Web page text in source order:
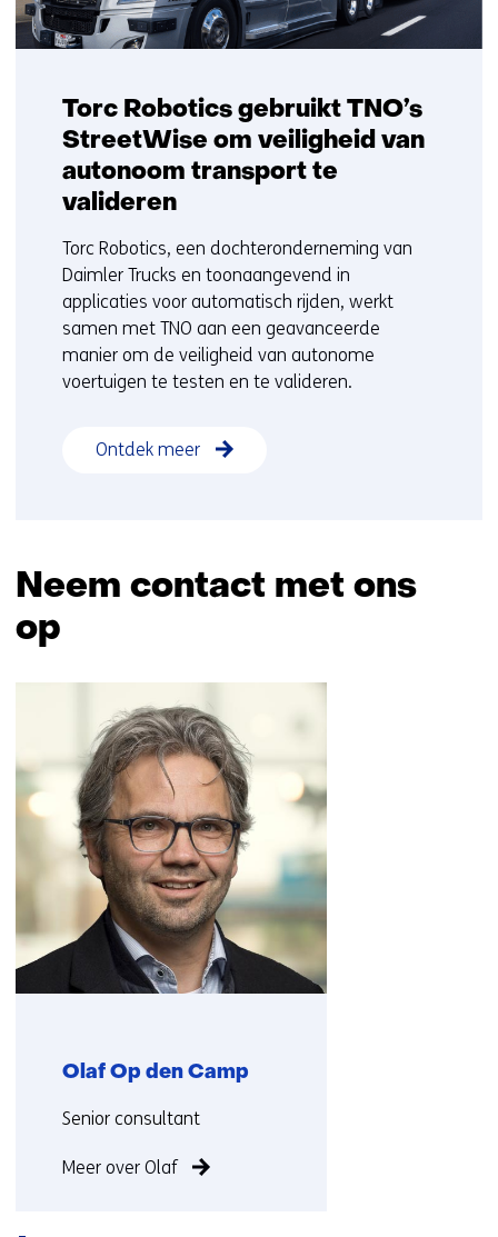
Torc Robotics gebruikt TNO’s
StreetWise om veiligheid van
autonoom transport te
valideren
Torc Robotics, een dochteronderneming van
Daimler Trucks en toonaangevend in
applicaties voor automatisch rijden, werkt
samen met TNO aan een geavanceerde
manier om de veiligheid van autonome
voertuigen te testen en te valideren.
Ontdek meer
Neem contact met ons
op
(Neem
contact
met
ons
Olaf Op den Camp
Functie:
Senior consultant
Meer over Olaf